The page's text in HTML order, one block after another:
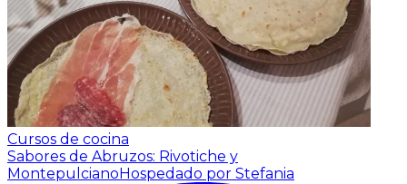
Cursos de cocina
Sabores de Abruzos: Rivotiche y
Montepulciano Hospedado por Stefania